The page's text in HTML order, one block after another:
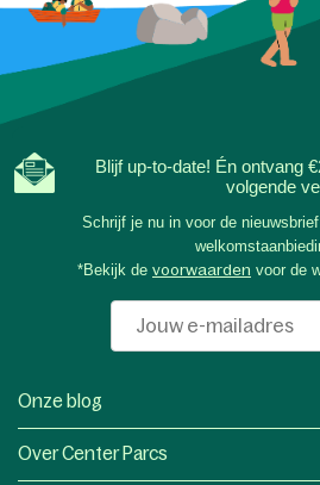
Blijf up-to-date! Én ontvang
volgende
Schrijf je nu in voor de
*Bekijk de voorwaarden voor de
Onze blog
Over Center Parcs